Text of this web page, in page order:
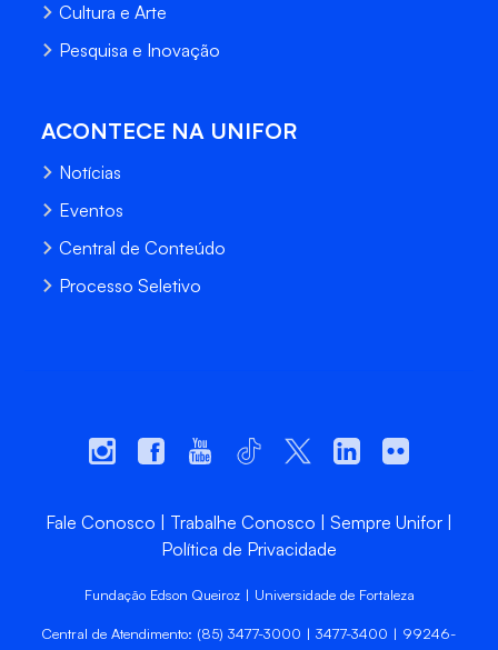
Cultura e Arte
Pesquisa e Inovação
ACONTECE NA UNIFOR
Notícias
Eventos
Central de Conteúdo
Processo Seletivo
Fale Conosco Trabalhe Conosco
Sempre Unifor
Política de Privacidade
Fundação Edson Queiroz | Universidade de Fortaleza
Central de Atendimento: (85) 3477-3000 | 3477-3400 | 99246-